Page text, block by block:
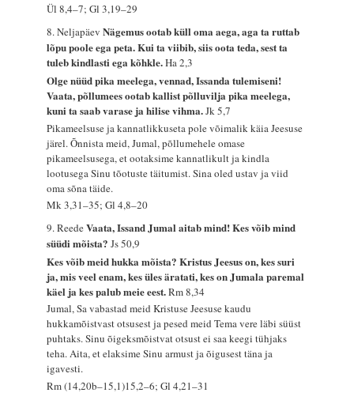
Ül 8,4–7; Gl 3,19–29
8. NeljapäevNägemus ootab küll oma aega, aga ta ruttab
lõpu poole ega peta. Kui ta viibib, siis oota teda, sest ta
tuleb kindlasti ega kõhkle.Ha 2,3
Olge nüüd pika meelega, vennad, Issanda tulemiseni!
Vaata, põllumees ootab kallist põlluvilja pika meelega,
kuni ta saab varase ja hilise vihma.Jk 5,7
Pikameelsuse ja kannatlikkuseta pole võimalik käia Jeesuse
järel. Õnnista meid, Jumal, põllumehele omase
pikameelsusega, et ootaksime kannatlikult ja kindla
lootusega Sinu tõotuste täitumist. Sina oled ustav ja viid
oma sõna täide.
Mk 3,31–35; Gl 4,8–20
9. ReedeVaata, Issand Jumal aitab mind! Kes võib mind
süüdi mõista?Js 50,9
Kes võib meid hukka mõista? Kristus Jeesus on, kes suri
ja, mis veel enam, kes üles äratati, kes on Jumala paremal
käel ja kes palub meie eest.Rm 8,34
Jumal, Sa vabastad meid Kristuse Jeesuse kaudu
hukkamõistvast otsusest ja pesed meid Tema vere läbi süüst
puhtaks. Sinu õigeksmõistvat otsust ei saa keegi tühjaks
teha. Aita, et elaksime Sinu armust ja õigusest täna ja
igavesti.
Rm (14,20b–15,1)15,2–6; Gl 4,21–31